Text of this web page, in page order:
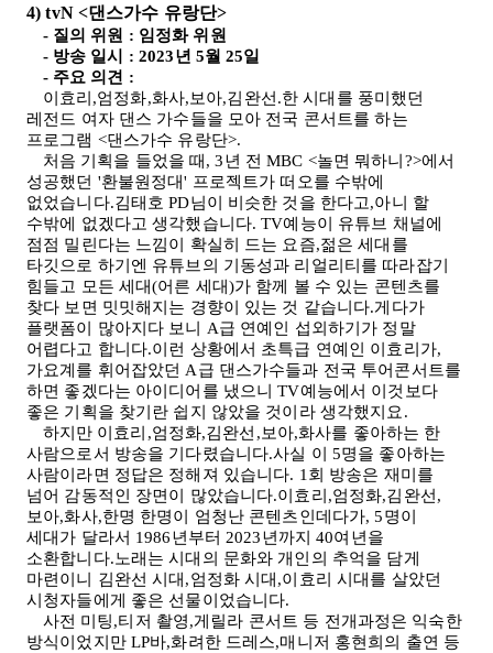
4) tvN <댄스가수 유랑단>
- 질의 위원 : 임정화 위원
- 방송 일시 : 2023년 5월 25일
- 주요 의견 :
이효리,엄정화,화사,보아,김완선.한 시대를 풍미했던
레전드 여자 댄스 가수들을 모아 전국 콘서트를 하는
프로그램 <댄스가수 유랑단>.
처음 기획을 들었을 때 , 3년 전 MBC <놀면 뭐하니 ?>에서
성공했던 '환불원정대' 프로젝트가 떠오를 수밖에
없었습니다.김태호 PD님이 비슷한 것을 한다고,아니 할
수밖에 없겠다고 생각했습니다. TV예능이 유튜브 채널에
점점 밀린다는 느낌이 확실히 드는 요즘,젊은 세대를
타깃으로 하기엔 유튜브의 기동성과 리얼리티를 따라잡기
힘들고 모든 세대(어른 세대)가 함께 볼 수 있는 콘텐츠를
찾다 보면 밋밋해지는 경향이 있는 것 같습니다.게다가
플랫폼이 많아지다 보니
A급 연예인 섭외하기가 정말
어렵다고 합니다.이런 상황에서 초특급 연예인 이효리가,
가요계를 휘어잡았던 A급 댄스가수들과 전국 투어콘서트를
하면 좋겠다는 아이디어를 냈으니 TV예능에서 이것보다
좋은 기획을 찾기란 쉽지 않았을 것이라 생각했지요 .
하지만 이효리,엄정화,김완선,보아,화사를 좋아하는 한
사람으로서 방송을 기다렸습니다.사실 이
5명을 좋아하는
사람이라면 정답은 정해져 있습니다. 1 회 방송은 재미를
넘어 감동적인 장면이 많았습니다.이효리,엄정화,김완선,
보아,화사,한명 한명이 엄청난 콘텐츠인데다가, 5명이
세대가 달라서 1986년부터 2023년까지 40여년을
소환합니다.노래는 시대의 문화와 개인의 추억을 담게
마련이니 김완선 시대,엄정화 시대,이효리 시대를 살았던
시청자들에게 좋은 선물이었습니다.
사전 미팅,티저 촬영,게릴라 콘서트 등 전개과정은 익숙한
방식이었지만LP바,화려한 드레스,매니저 홍현희의 출연 등